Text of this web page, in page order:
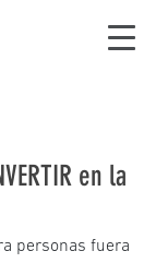
en la
personas fuera